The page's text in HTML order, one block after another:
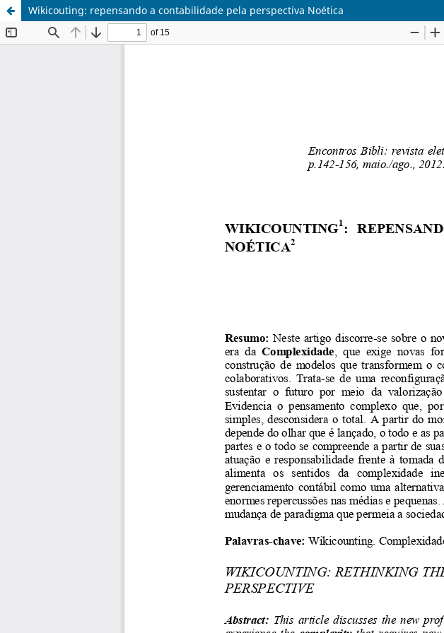
Wikicouting: repensando a contabilidade pela perspectiva Noética